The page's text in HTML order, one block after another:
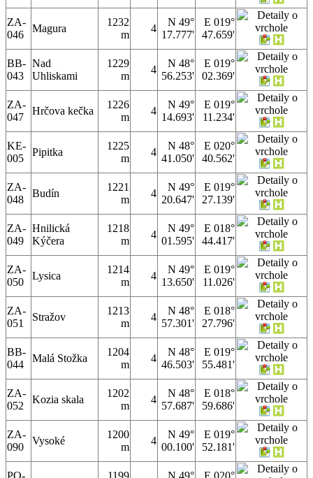
ZA-
046
Magura
1232
m
4
N 49°
17.777'
E 019°
47.659'
BB-
043
Nad
Uhliskami
1229
m
4
N 48°
56.253'
E 019°
02.369'
ZA-
047
Hrčova kečka
1226
m
4
N 49°
14.693'
E 019°
11.234'
KE-
005
Pipitka
1225
m
4
N 48°
41.050'
E 020°
40.562'
ZA-
048
Budín
1221
m
4
N 49°
20.647'
E 019°
27.139'
ZA-
049
Hnilická
Kýčera
1218
m
4
N 49°
01.595'
E 018°
44.417'
ZA-
050
Lysica
1214
m
4
N 49°
13.650'
E 019°
11.026'
ZA-
051
Stražov
1213
m
4
N 48°
57.301'
E 018°
27.796'
BB-
044
Malá Stožka
1204
m
4
N 48°
46.503'
E 019°
55.481'
ZA-
052
Kozia skala
1202
m
4
N 48°
57.687'
E 018°
59.686'
ZA-
090
Vysoké
1200
m
4
N 49°
00.100'
E 019°
52.181'
PO- 1199 N 49° E 020°